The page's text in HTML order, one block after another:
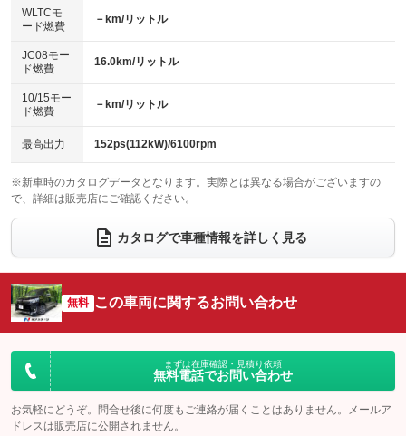
センターデフロック
：装備なし
電動格納ミラー
：装備あり
エアロ
：装備なし
ローダウン
：装備なし
ベンチシート
：装備なし
チップアップシート
：装備なし
電動格納サードシート
：装備なし シートヒーター
：装備なし
ウォークスルー
電動リアゲート フロントカメラ
：装備なし
シートエアコン
：装備なし 全周囲カメラ
：装備なし
サイドカメラ
：装備なし ルーフレール
：装備なし
エアサスペンション ヘッドライトウォッシャー
WLTCモ
ード燃費
－km/リットル
JC08モー
ド燃費
16.0km/リットル
10/15モー
ド燃費
－km/リットル
最高出力 152ps(112kW)/6100rpm
※新車時のカタログデータとなります。実際とは異なる場合がございますの
で、詳細は販売店にご確認ください。
カタログで車種情報を詳しく見る
無料 この車両に関するお問い合わせ
まずは在庫確認・見積り依頼
無料電話でお問い合わせ
お気軽にどうぞ。問合せ後に何度もご連絡が届くことはありません。メールア
ドレスは販売店に公開されません。